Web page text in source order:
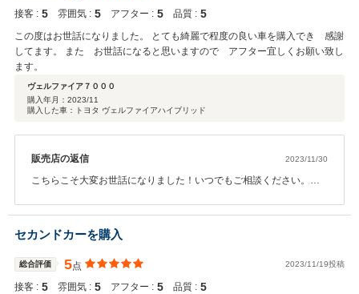
接客 : 5 雰囲気 : 5 アフター : 5 品質 : 5
この度はお世話になりました。 とても綺麗で程度の良い車を購入でき 感謝
してます。 また お世話になると思いますので アフター宜しくお願い致し
ます。
ヴェルファイア７０００
購入年月： 2023/11
購入した車：トヨタ ヴェルファイアハイブリッド
販売店の返信 2023/11/30
こちらこそ大変お世話になりました！いつでもご相談ください。ま
セカンドカーを購入
総合評価 5点 2023/11/19投稿
接客 : 5 雰囲気 : 5 アフター : 5 品質 : 5